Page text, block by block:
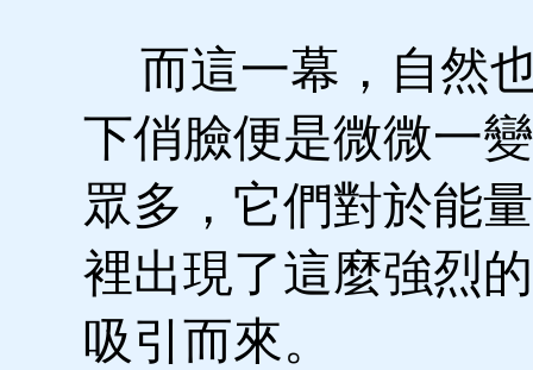
而這一幕，自然
下俏臉便是微微一
眾多，它們對於能
裡出現了這麼強烈
吸引而來。